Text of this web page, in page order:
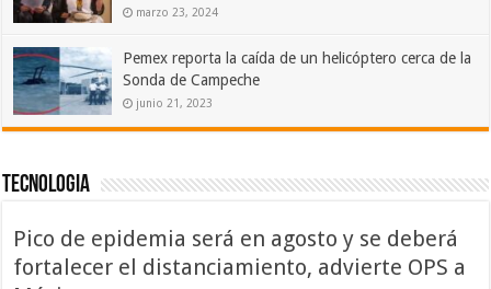
marzo 23, 2024
Pemex reporta la caída de un helicóptero cerca de la
Sonda de Campeche
junio 21, 2023
Tecnologia
Pico de epidemia será en agosto y se deberá
fortalecer el distanciamiento, advierte OPS a